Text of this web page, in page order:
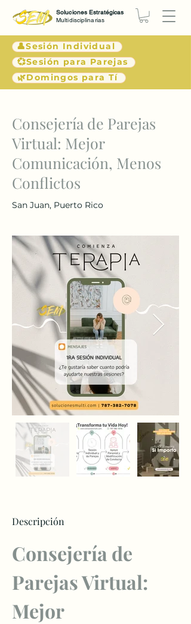
👤Sesión Individual
💞Sesión para Parejas
🌿Domingos para Tí
Soluciones Estratégicas
Multidisciplinarias
< Atrás
Consejería de Parejas
Virtual: Mejor
Comunicación, Menos
Conflictos
San Juan, Puerto Rico
Descripción
Consejería de
Parejas Virtual:
Mejor